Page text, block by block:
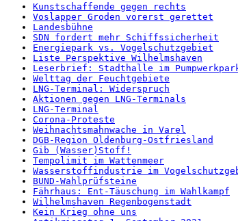
Kunstschaffende gegen rechts
Voslapper Groden vorerst gerettet
Landesbühne
SDN fordert mehr Schiffssicherheit
Energiepark vs. Vogelschutzgebiet
Liste Perspektive Wilhelmshaven
Leserbrief: Stadthalle im
Welttag der Feuchtgebiete
LNG-Terminal: Widerspruch
Aktionen gegen LNG-Terminals
LNG-Terminal
Corona-Proteste
Weihnachtsmahnwache in Varel
DGB-Region Oldenburg-Ostfriesland
Gib (Wasser)Stoff!
Tempolimit im Wattenmeer
Wasserstoffindustrie im
BUND-Wahlprüfsteine
Fährhaus: Ent-Täuschung im Wahlkampf
Wilhelmshaven Regenbogenstadt
Kein Krieg ohne uns